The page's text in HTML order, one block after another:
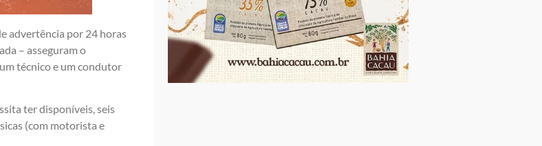
advertência por 24 horas
– asseguram o
técnico e um condutor
ter disponíveis, seis
(com motorista e